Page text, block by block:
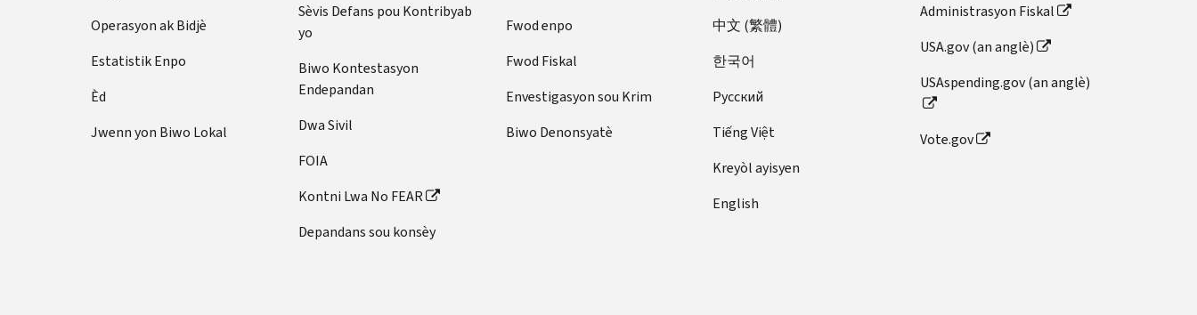
Operasyon ak Bidjè
Estatistik Enpo
Èd
Jwenn yon Biwo Lokal
Sèvis Defans pou Kontribyab
yo
Biwo Kontestasyon
Endepandan
Dwa Sivil
FOIA
Kontni Lwa No FEAR
Depandans sou konsèy
Fwod enpo
Fwod Fiskal
Envestigasyon sou Krim
Biwo Denonsyatè
中文 (繁體)
한국어
Pусский
Tiếng Việt
Kreyòl ayisyen
English
Administrasyon Fiskal
USA.gov (an anglè)
USAspending.gov (an anglè)
Vote.gov